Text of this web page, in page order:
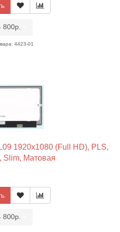
800р.
4423-01
1920x1080 (Full HD), PLS,
Slim, Матовая
800р.